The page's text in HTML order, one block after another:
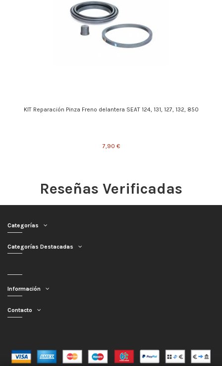
KIT Reparación Pinza Freno delantera SEAT 124, 131, 127, 132, 850
7,90 €
Reseñas Verificadas
Categorías
Categorías Destacadas
Información
Contacto